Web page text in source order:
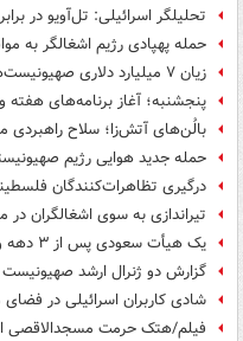
تحلیلگر اسرائیلی: تل‌آویو در
حمله پهپادی رژیم اشغالگر به
زیان ۷ میلیارد دلاری صهیونیست‌ها از درگیری با مقاومت
پنجشنبه؛ آغاز برنامه‌های
بالُن‌های آتش‌زا؛ سلاح راهبردی
حمله جدید هوایی رژیم صهیونیستی
درگیری تظاهرات‌کنندگان
تیراندازی به سوی اشغالگران در
یک هیأت سعودی پس از ۳ دهه وارد کرانه باختری شد+ فیلم
گزارش دو ژنرال ارشد صهیونیست
شادی کاربران اسرائیلی در
فیلم/هتک حرمت مسجدالاقصی